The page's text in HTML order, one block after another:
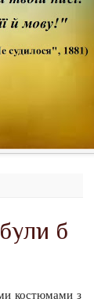
б
костюмами з